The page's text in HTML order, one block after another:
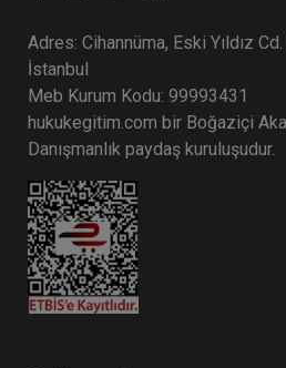
Adres: Cihannüma, Eski Yıldız
İstanbul
Meb Kurum Kodu: 99993431
hukukegitim.com bir Boğaziçi
Danışmanlık paydaş kuruluşudur.